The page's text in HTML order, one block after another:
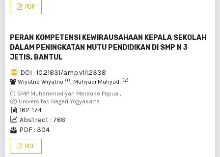
PDF
PERAN KOMPETENSI KEWIRAUSAHAAN KEPALA SEKOLAH
DALAM PENINGKATAN MUTU PENDIDIKAN DI SMP N 3
JETIS, BANTUL
DOI : 10.21831/amp.v1i1.2338
Wiyatno Wiyatno (1), Muhyadi Muhyadi (2)
(1) SMP Muhammadiyah Merauke Papua ,
(2) Universitas Negeri Yogyakarta
162-174
Abstract : 768
PDF : 304
PDF